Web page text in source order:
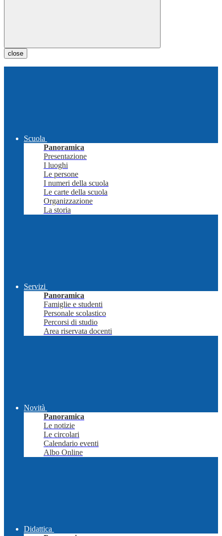
close
Scuola
Panoramica
Presentazione
I luoghi
Le persone
I numeri della scuola
Le carte della scuola
Organizzazione
La storia
Servizi
Panoramica
Famiglie e studenti
Personale scolastico
Percorsi di studio
Area riservata docenti
Novità
Panoramica
Le notizie
Le circolari
Calendario eventi
Albo Online
Didattica